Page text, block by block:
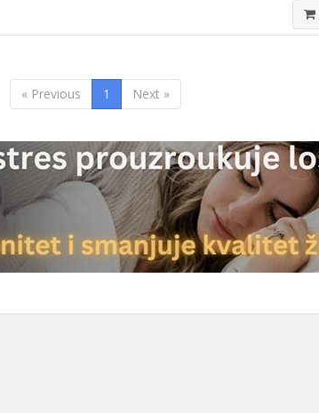
« Previous 1 Next »